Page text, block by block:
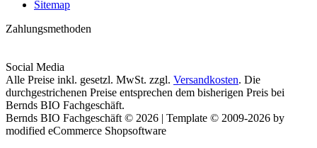
Sitemap
Zahlungsmethoden
Social Media
Alle Preise inkl. gesetzl. MwSt. zzgl. Versandkosten. Die
durchgestrichenen Preise entsprechen dem bisherigen Preis bei
Bernds BIO Fachgeschäft.
Bernds BIO Fachgeschäft © 2026 | Template © 2009-2026 by
modified eCommerce Shopsoftware